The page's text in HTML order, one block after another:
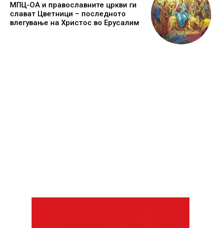
МПЦ-ОА и православните цркви ги
слават Цветници – последното
влегување на Христос во Ерусалим